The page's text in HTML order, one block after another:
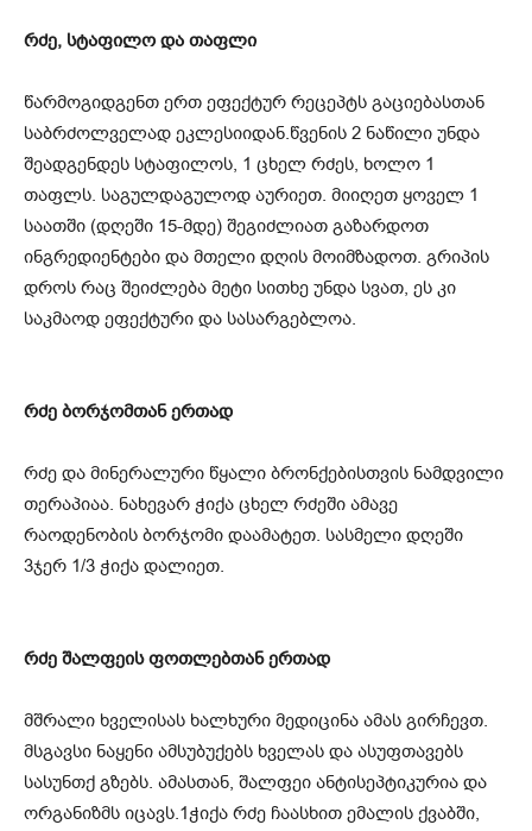
რძე, სტაფილო და თაფლი
წარმოგიდგენთ ერთ ეფექტურ რეცეპტს გაციებასთან
საბრძოლველად ეკლესიიდან.წვენის 2 ნაწილი უნდა
შეადგენდეს სტაფილოს, 1 ცხელ რძეს, ხოლო 1
თაფლს. საგულდაგულოდ აურიეთ. მიიღეთ ყოველ 1
საათში (დღეში 15-მდე) შეგიძლიათ გაზარდოთ
ინგრედიენტები და მთელი დღის მოიმზადოთ. გრიპის
დროს რაც შეიძლება მეტი სითხე უნდა სვათ, ეს კი
საკმაოდ ეფექტური და სასარგებლოა.
რძე ბორჯომთან ერთად
რძე და მინერალური წყალი ბრონქებისთვის ნამდვილი
თერაპიაა. ნახევარ ჭიქა ცხელ რძეში ამავე
რაოდენობის ბორჯომი დაამატეთ. სასმელი დღეში
3ჯერ 1/3 ჭიქა დალიეთ.
რძე შალფეის ფოთლებთან ერთად
მშრალი ხველისას ხალხური მედიცინა ამას გირჩევთ.
მსგავსი ნაყენი ამსუბუქებს ხველას და ასუფთავებს
სასუნთქ გზებს. ამასთან, შალფეი ანტისეპტიკურია და
ორგანიზმს იცავს.1ჭიქა რძე ჩაასხით ემალის ქვაბში,